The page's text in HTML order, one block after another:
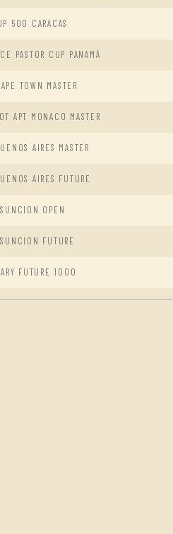
500 CARACAS
PASTOR CUP PANAMÁ
TOWN MASTER
APT MONACO MASTER
AIRES MASTER
AIRES FUTURE
OPEN
FUTURE
FUTURE 1000